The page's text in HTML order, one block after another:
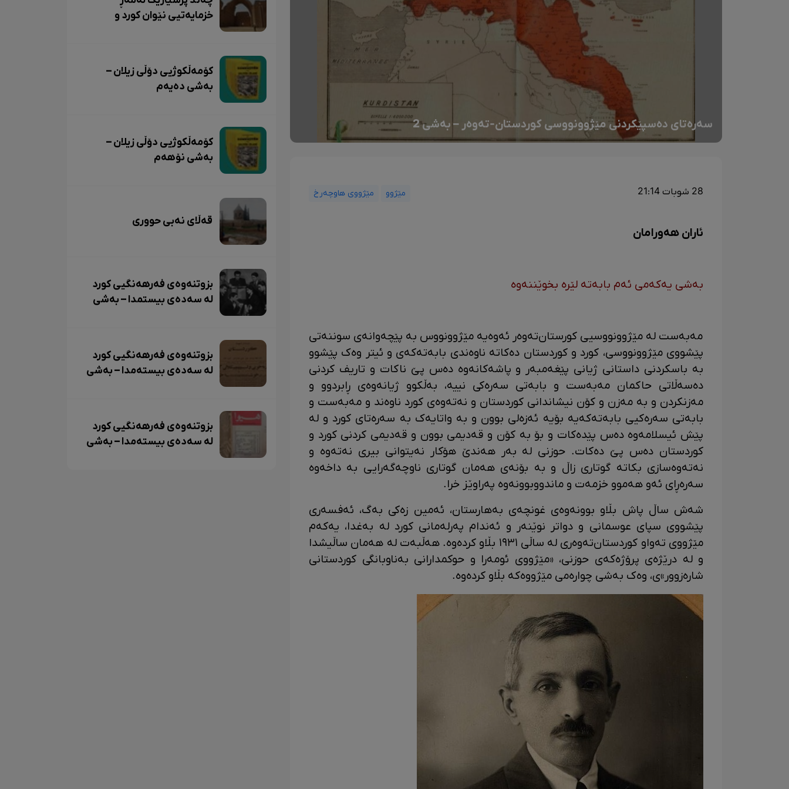
سەرەتای دەسپێکردنی مێژوونووسی کوردستان-تەوەر – بەشی 2
28 شوبات 21:14 مێژوو مێژووی هاوچەرخ
ئاران هەورامان
بەشی یەکەمی ئەم بابەتە لێرە بخوێننەوە
مەبەست لە مێژوونووسیی کورستان‌تەوەر ئەوەیە مێژوونووس بە پێچەوانەی سوننەتی
پێشووی مێژوونووسی، کورد و کوردستان دەکاتە ناوەندی بابەتەکەی و ئیتر وەک پێشوو
بە باسکردنی داستانی ژیانی پێغەمبەر و پاشەکانەوە دەس پێ ناکات و تاریف کردنی
دەسەڵاتی حاکمان مەبەست و بابەتی سەرەکی نییە، بەڵکوو ژیانەوەی ڕابردوو و
مەزنکردن و بە مەزن و کۆن نیشاندانی کوردستان و نەتەوەی کورد ناوەند و مەبەست و
بابەتی سەرەکیی بابەتەکەیە بۆیە ئەزەلی بوون و بە واتایەک بە سەرەتای کورد و لە
پێش ئیسلامەوە دەس پێدەکات و بۆ بە کۆن و قەدیمی بوون و قەدیمی کردنی کورد و
کوردستان دەس پێ دەکات. حوزنی لە بەر هەندێ هۆکار نەیتوانی بیری نەتەوە و
نەتەوەسازی بکاتە گوتاری زاڵ و بە بۆنەی هەمان گوتاری ناوچەگەرایی بە داخەوە
سەرەڕای ئەو هەموو خزمەت و ماندووبوونەوە پەراوێز خرا.
شەش ساڵ پاش بڵاو بوونەوەی غونچەی بەهارستان، ئەمین زەکی بەگ، ئەفسەری
پێشووی سپای عوسمانی و دواتر نوێنەر و ئەندام پەرلەمانی کورد لە بەغدا، یەکەم
مێژووی تەواو کوردستان‌تەوەری لە ساڵی ١٩٣١ بڵاو کردەوە. هەڵبەت لە هەمان ساڵیشدا
و لە درێژەی پرۆژەکەی حوزنی، «مێژووی ئومەرا و حوکمدارانی بەناوبانگی کوردستانی
شارەزوور»ی، وەک بەشی چوارەمی مێژووەکە بڵاو کردەوە.
خزمایەتیی نێوان کورد و
کۆمەڵکوژیی دۆڵی زیلان –
بەشی دەیەم
کۆمەڵکوژیی دۆڵی زیلان –
بەشی نۆهەم
قەڵای نەبی حووری
بزوتنەوەی فەرهەنگیی کورد
لە سەدەی بیستمدا – بەشی
بزوتنەوەی فەرهەنگیی کورد
لە سەدەی بیستەمدا – بەشی
بزوتنەوەی فەرهەنگیی کورد
لە سەدەی بیستەمدا – بەشی